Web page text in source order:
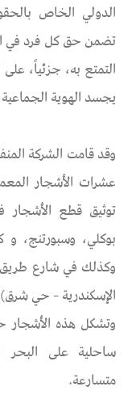
الدولي الخاص
تضمن حق كل فرد في
التمتع به، جزئياً،
يجسد الهوية
وقد قامت الشركة
عشرات الأشجار
توثيق قطع
بوكلي، وسبورتنج، و
وكذلك في شارع طريق
الإسكندرية – حي
وتشكل هذه الأشجار
ساحلية على البحر
متسارعة.